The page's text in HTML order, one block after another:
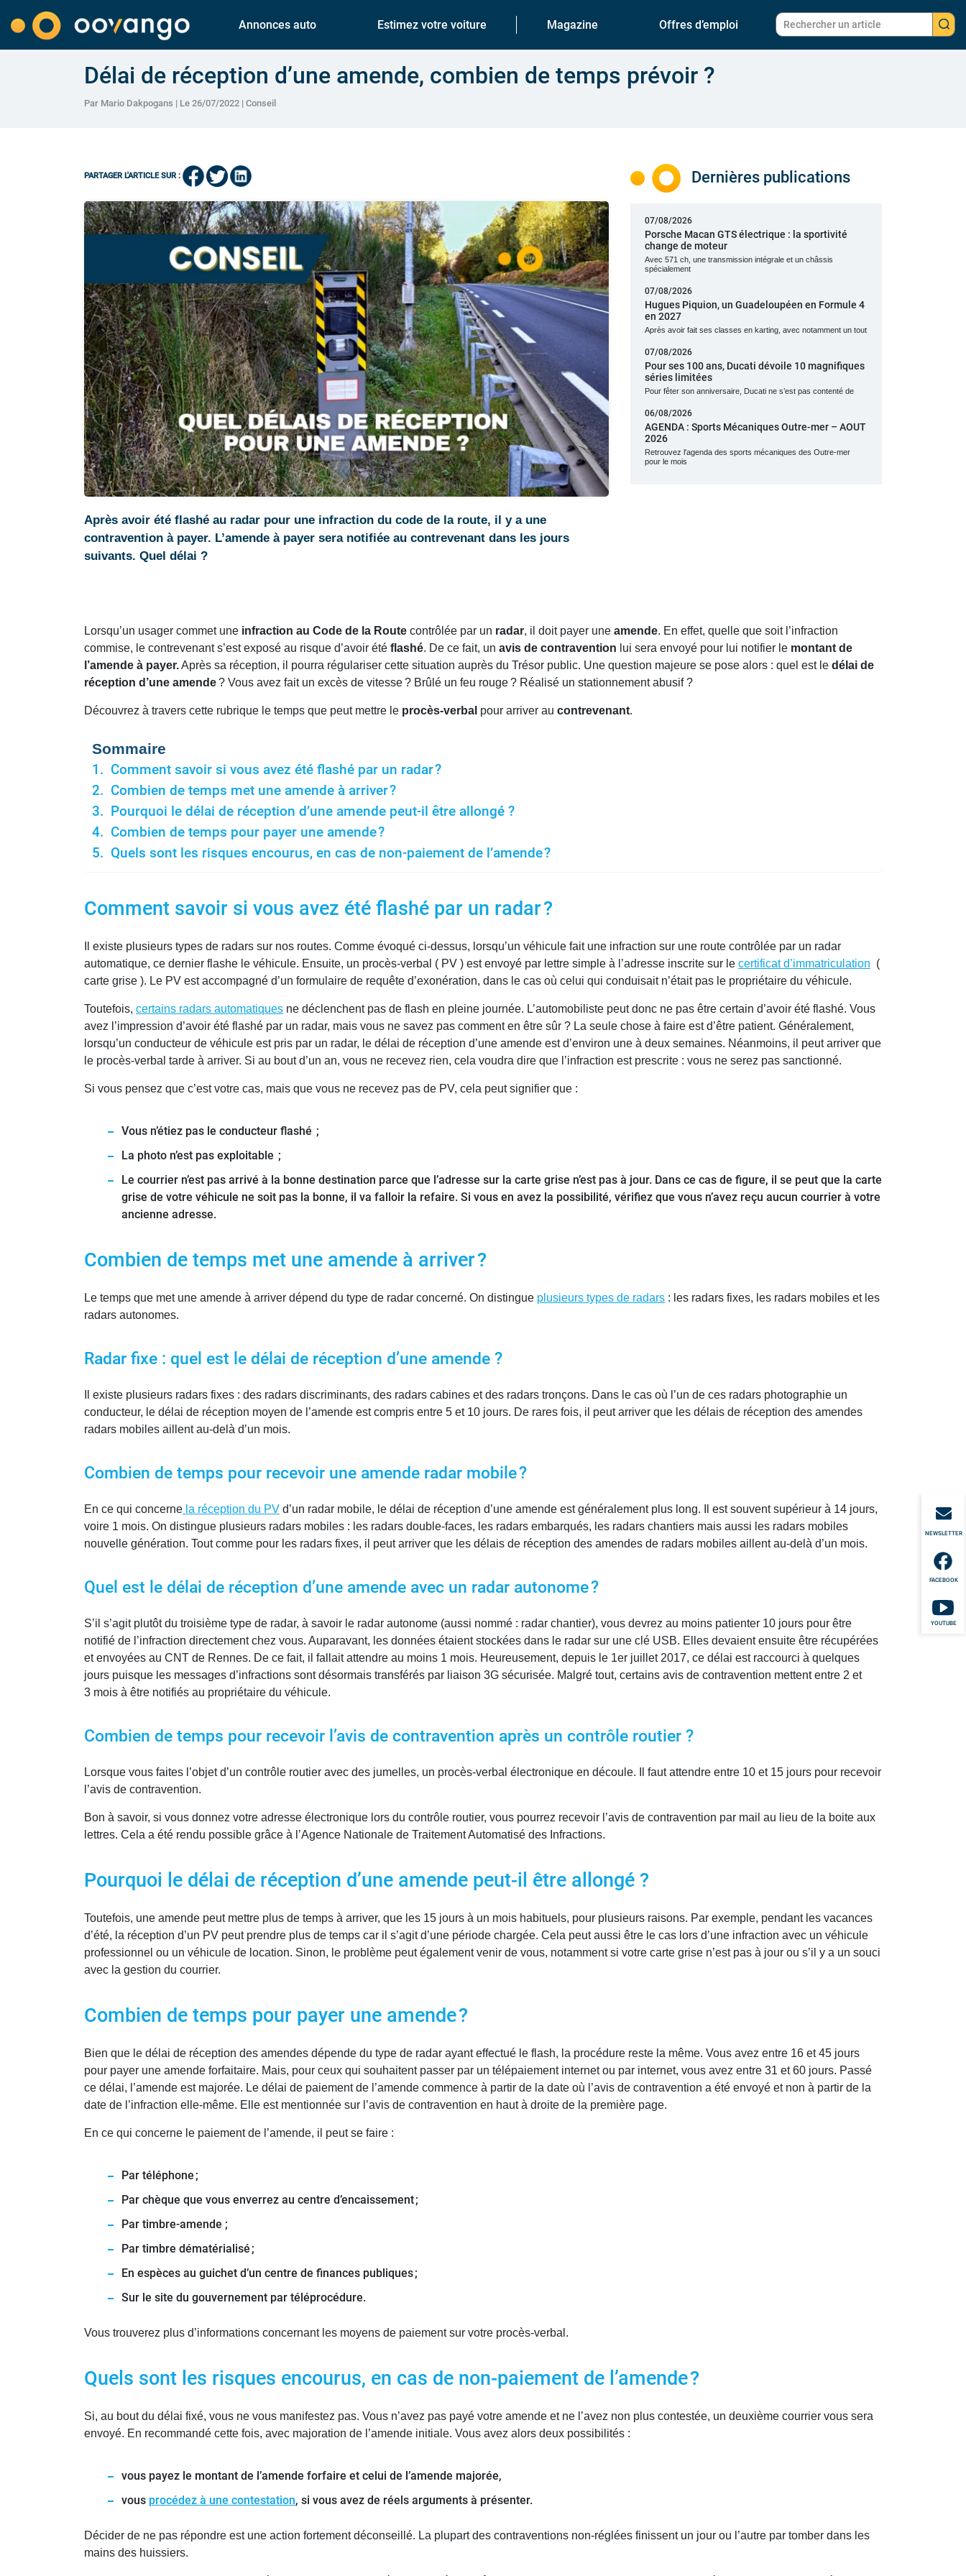
Annonces auto Estimez votre voiture Magazine Offres d’emploi
NEWSLETTER
FACEBOOK
YOUTUBE
Délai de réception d’une amende, combien de temps prévoir ?
Par Mario Dakpogans | Le 26/07/2022 | Conseil
PARTAGER L'ARTICLE SUR :
Après avoir été flashé au radar pour une infraction du code de la route, il y a une
contravention à payer. L’amende à payer sera notifiée au contrevenant dans les jours
suivants. Quel délai ?
Dernières publications
07/08/2026
Porsche Macan GTS électrique : la sportivité
change de moteur
Avec 571 ch, une transmission intégrale et un châssis
spécialement
07/08/2026
Hugues Piquion, un Guadeloupéen en Formule 4
en 2027
Après avoir fait ses classes en karting, avec notamment un tout
07/08/2026
Pour ses 100 ans, Ducati dévoile 10 magnifiques
séries limitées
Pour fêter son anniversaire, Ducati ne s’est pas contenté de
06/08/2026
AGENDA : Sports Mécaniques Outre-mer – AOUT
2026
Retrouvez l'agenda des sports mécaniques des Outre-mer
pour le mois
Lorsqu’un usager commet une infraction au Code de la Route contrôlée par un radar, il doit payer une amende. En effet, quelle que soit l’infraction
commise, le contrevenant s’est exposé au risque d’avoir été flashé. De ce fait, un avis de contravention lui sera envoyé pour lui notifier le montant de
l’amende à payer.Après sa réception, il pourra régulariser cette situation auprès du Trésor public. Une question majeure se pose alors : quel est le délai de
réception d’une amende? Vous avez fait un excès de vitesse ? Brûlé un feu rouge ? Réalisé un stationnement abusif ?
Découvrez à travers cette rubrique le temps que peut mettre le procès-verbal pour arriver au contrevenant.
Sommaire
Comment savoir si vous avez été flashé par un radar ?
Combien de temps met une amende à arriver ?
Pourquoi le délai de réception d’une amende peut-il être allongé ?
Combien de temps pour payer une amende ?
Quels sont les risques encourus, en cas de non-paiement de l’amende ?
Comment savoir si vous avez été flashé par un radar ?
Il existe plusieurs types de radars sur nos routes. Comme évoqué ci-dessus, lorsqu’un véhicule fait une infraction sur une route contrôlée par un radar
automatique, ce dernier flashe le véhicule. Ensuite, un procès-verbal ( PV ) est envoyé par lettre simple à l’adresse inscrite sur le certificat d’immatriculation (
carte grise ). Le PV est accompagné d’un formulaire de requête d’exonération, dans le cas où celui qui conduisait n’était pas le propriétaire du véhicule.
Toutefois, certains radars automatiques ne déclenchent pas de flash en pleine journée. L’automobiliste peut donc ne pas être certain d’avoir été flashé. Vous
avez l’impression d’avoir été flashé par un radar, mais vous ne savez pas comment en être sûr ? La seule chose à faire est d’être patient. Généralement,
lorsqu’un conducteur de véhicule est pris par un radar, le délai de réception d’une amende est d’environ une à deux semaines. Néanmoins, il peut arriver que
le procès-verbal tarde à arriver. Si au bout d’un an, vous ne recevez rien, cela voudra dire que l’infraction est prescrite : vous ne serez pas sanctionné.
Si vous pensez que c’est votre cas, mais que vous ne recevez pas de PV, cela peut signifier que :
Vous n’étiez pas le conducteur flashé ;
La photo n’est pas exploitable ;
Le courrier n’est pas arrivé à la bonne destination parce que l’adresse sur la carte grise n’est pas à jour. Dans ce cas de figure, il se peut que la carte
grise de votre véhicule ne soit pas la bonne, il va falloir la refaire. Si vous en avez la possibilité, vérifiez que vous n’avez reçu aucun courrier à votre
ancienne adresse.
Combien de temps met une amende à arriver ?
Le temps que met une amende à arriver dépend du type de radar concerné. On distingue plusieurs types de radars : les radars fixes, les radars mobiles et les
radars autonomes.
Radar fixe : quel est le délai de réception d’une amende ?
Il existe plusieurs radars fixes : des radars discriminants, des radars cabines et des radars tronçons. Dans le cas où l’un de ces radars photographie un
conducteur, le délai de réception moyen de l’amende est compris entre 5 et 10 jours. De rares fois, il peut arriver que les délais de réception des amendes
radars mobiles aillent au-delà d’un mois.
Combien de temps pour recevoir une amende radar mobile ?
En ce qui concerne la réception du PV d’un radar mobile, le délai de réception d’une amende est généralement plus long. Il est souvent supérieur à 14 jours,
voire 1 mois. On distingue plusieurs radars mobiles : les radars double-faces, les radars embarqués, les radars chantiers mais aussi les radars mobiles
nouvelle génération. Tout comme pour les radars fixes, il peut arriver que les délais de réception des amendes de radars mobiles aillent au-delà d’un mois.
Quel est le délai de réception d’une amende avec un radar autonome ?
S’il s’agit plutôt du troisième type de radar, à savoir le radar autonome (aussi nommé : radar chantier), vous devrez au moins patienter 10 jours pour être
notifié de l’infraction directement chez vous. Auparavant, les données étaient stockées dans le radar sur une clé USB. Elles devaient ensuite être récupérées
et envoyées au CNT de Rennes. De ce fait, il fallait attendre au moins 1 mois. Heureusement, depuis le 1er juillet 2017, ce délai est raccourci à quelques
jours puisque les messages d’infractions sont désormais transférés par liaison 3G sécurisée. Malgré tout, certains avis de contravention mettent entre 2 et
3 mois à être notifiés au propriétaire du véhicule.
Combien de temps pour recevoir l’avis de contravention après un contrôle routier ?
Lorsque vous faites l’objet d’un contrôle routier avec des jumelles, un procès-verbal électronique en découle. Il faut attendre entre 10 et 15 jours pour recevoir
l’avis de contravention.
Bon à savoir, si vous donnez votre adresse électronique lors du contrôle routier, vous pourrez recevoir l’avis de contravention par mail au lieu de la boite aux
lettres. Cela a été rendu possible grâce à l’Agence Nationale de Traitement Automatisé des Infractions.
Pourquoi le délai de réception d’une amende peut-il être allongé ?
Toutefois, une amende peut mettre plus de temps à arriver, que les 15 jours à un mois habituels, pour plusieurs raisons. Par exemple, pendant les vacances
d’été, la réception d’un PV peut prendre plus de temps car il s’agit d’une période chargée. Cela peut aussi être le cas lors d’une infraction avec un véhicule
professionnel ou un véhicule de location. Sinon, le problème peut également venir de vous, notamment si votre carte grise n’est pas à jour ou s’il y a un souci
avec la gestion du courrier.
Combien de temps pour payer une amende ?
Bien que le délai de réception des amendes dépende du type de radar ayant effectué le flash, la procédure reste la même. Vous avez entre 16 et 45 jours
pour payer une amende forfaitaire. Mais, pour ceux qui souhaitent passer par un télépaiement internet ou par internet, vous avez entre 31 et 60 jours. Passé
ce délai, l’amende est majorée. Le délai de paiement de l’amende commence à partir de la date où l’avis de contravention a été envoyé et non à partir de la
date de l’infraction elle-même. Elle est mentionnée sur l’avis de contravention en haut à droite de la première page.
En ce qui concerne le paiement de l’amende, il peut se faire :
Par téléphone ;
Par chèque que vous enverrez au centre d’encaissement ;
Par timbre-amende ;
Par timbre dématérialisé ;
En espèces au guichet d’un centre de finances publiques ;
Sur le site du gouvernement par téléprocédure.
Vous trouverez plus d’informations concernant les moyens de paiement sur votre procès-verbal.
Quels sont les risques encourus, en cas de non-paiement de l’amende ?
Si, au bout du délai fixé, vous ne vous manifestez pas. Vous n’avez pas payé votre amende et ne l’avez non plus contestée, un deuxième courrier vous sera
envoyé. En recommandé cette fois, avec majoration de l’amende initiale. Vous avez alors deux possibilités :
vous payez le montant de l’amende forfaire et celui de l’amende majorée,
vous procédez à une contestation, si vous avez de réels arguments à présenter.
Décider de ne pas répondre est une action fortement déconseillé. La plupart des contraventions non-réglées finissent un jour ou l’autre par tomber dans les
mains des huissiers.